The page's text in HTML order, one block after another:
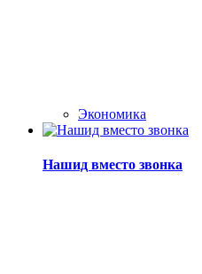
Экономика
Нашид вместо звонка